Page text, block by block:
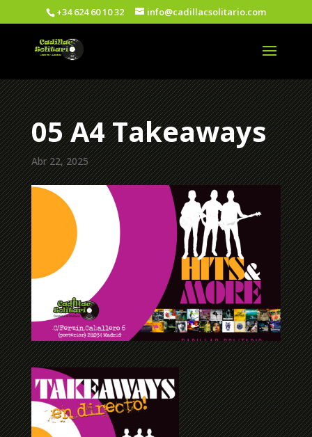
+34 624 60 10 32 info@cadillacsolitario.com
05 A4 Takeaways
Abr 22, 2025